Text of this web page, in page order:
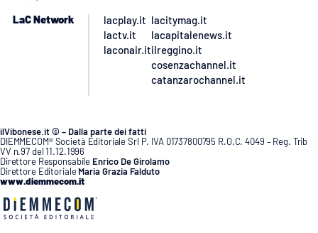
LaC Network
lacplay.it
lactv.it
laconair.it
lacitymag.it
lacapitalenews.it
ilreggino.it
cosenzachannel.it
catanzarochannel.it
ilVibonese.it © – Dalla parte dei fatti
DIEMMECOM® Società Editoriale Srl P. IVA 01737800795 R.O.C. 4049 – Reg. Trib
VV n.97 del 11.12.1996
Direttore Responsabile Enrico De Girolamo
Direttore Editoriale Maria Grazia Falduto
www.diemmecom.it